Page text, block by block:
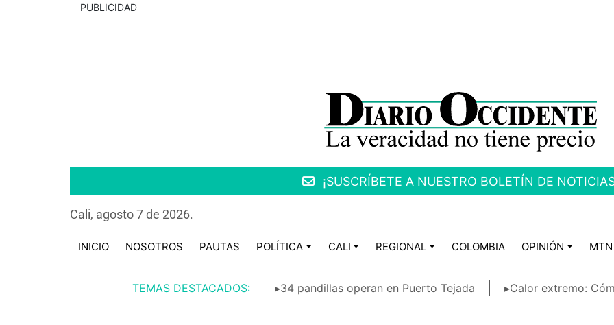
PUBLICIDAD
¡SUSCRÍBETE A NUESTRO BOLETÍN DE
Cali, agosto 7 de 2026.
INICIO NOSOTROS PAUTAS POLÍTICA CALI REGIONAL COLOMBIA OPINIÓN MTN
TEMAS DESTACADOS: ▸34 pandillas operan en Puerto Tejada ▸Calor extremo: